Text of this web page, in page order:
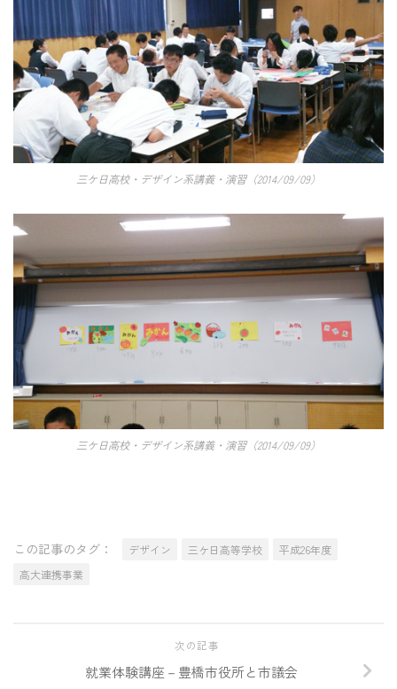
三ケ日高校・デザイン系講義・演習（2014/09/09）
三ケ日高校・デザイン系講義・演習（2014/09/09）
この記事のタグ： デザイン 三ケ日高等学校
平成26年度
高大連携事業
次の記事
就業体験講座－豊橋市役所と市議会